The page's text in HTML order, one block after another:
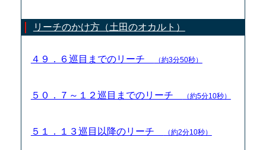
リーチのかけ方（土田のオカルト）
４９．６巡目までのリーチ （約3分50秒）
５０．７～１２巡目までのリーチ （約5分10秒）
５１．１３巡目以降のリーチ （約2分10秒）